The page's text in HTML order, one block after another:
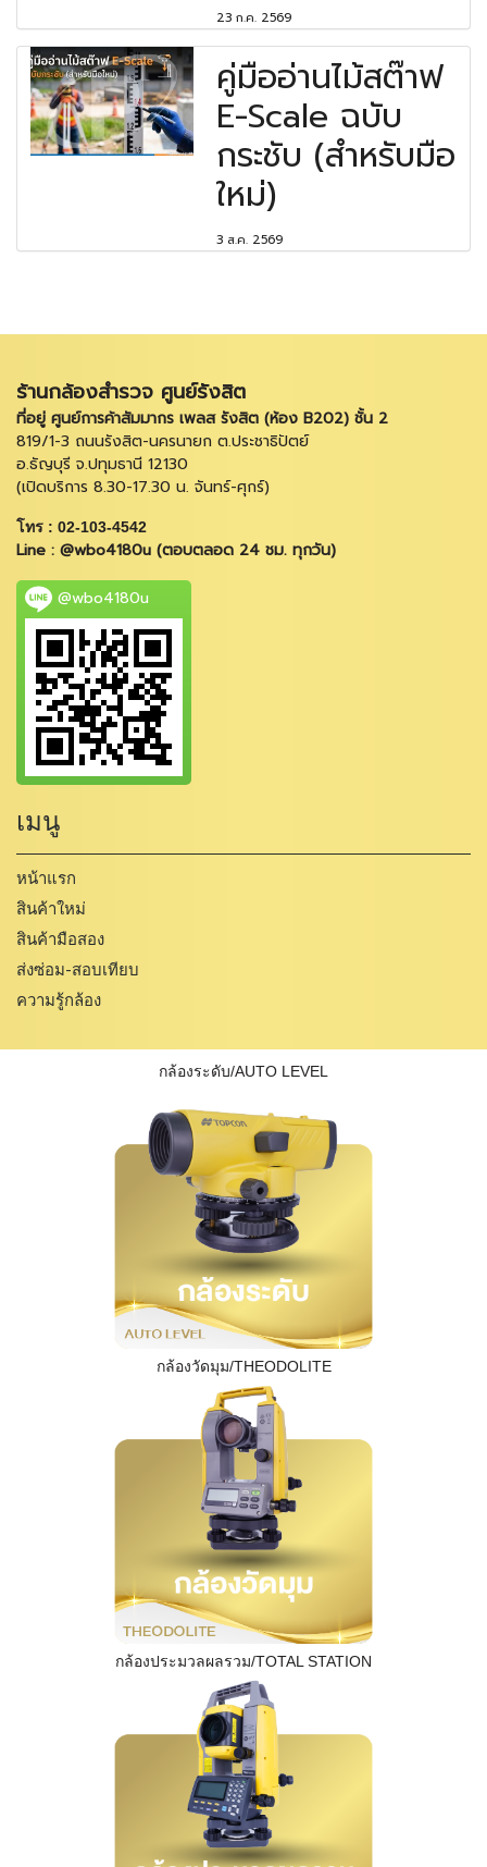
23 ก.ค. 2569
คู่มืออ่านไม้สต๊าฟ
E-Scale ฉบับ
กระชับ (สำหรับมือ
ใหม่)
3 ส.ค. 2569
ร้านกล้องสำรวจ ศูนย์รังสิต
ที่อยู่ ศูนย์การค้าสัมมากร เพลส รังสิต (ห้อง B202) ชั้น 2
819/1-3 ถนนรังสิต-นครนายก ต.ประชาธิปัตย์
อ.ธัญบุรี จ.ปทุมธานี 12130
(เปิดบริการ 8.30-17.30 น. จันทร์-ศุกร์)
โทร : 02-103-4542
Line : @wbo4180u (ตอบตลอด 24 ชม. ทุกวัน)
@wbo4180u
เมนู
หน้าแรก
สินค้าใหม่
สินค้ามือสอง
ส่งซ่อม-สอบเทียบ
ความรู้กล้อง
กล้องระดับ/AUTO LEVEL
กล้องวัดมุม/THEODOLITE
กล้องประมวลผลรวม/TOTAL STATION